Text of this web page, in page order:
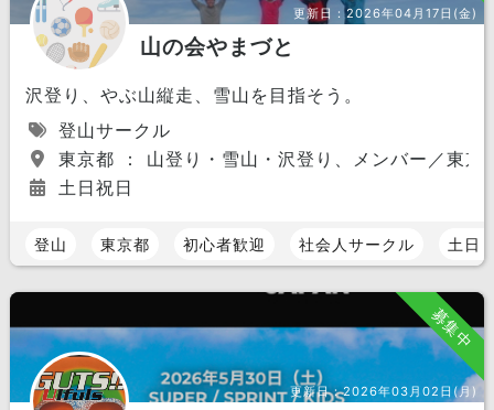
更新日：2026年04月17日(金)
山の会やまづと
沢登り、やぶ山縦走、雪山を目指そう。
登山サークル
東京都 ： 山登り・雪山・沢登り、メンバー／東京
土日祝日
登山 東京都 初心者歓迎 社会人サークル 土日
募集中
更新日：2026年03月02日(月)